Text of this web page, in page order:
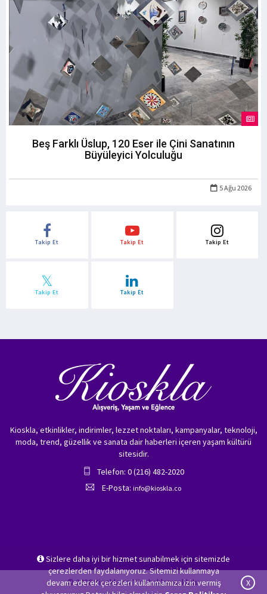
Beş Farklı Üslup, 120 Eser ile Çini Sanatının
Büyüleyici Yolculuğu
5 Ağu 2026
Takip Et Takip Et Takip Et
Takip Et Takip Et
Sizlere daha iyi bir hizmet sunabilmek için sitemizde
çerezlerden faydalanıyoruz. Sitemizi kullanmaya
devam ederek çerezleri kullanmamıza izin vermiş
X
Kioskla, etkinlikler, indirimler, lezzet noktaları, kampanyalar, teknoloji,
moda, trend, güzellik ve sanata dair haberleri içeren yaşam kültürü
sitesidir.
Telefon: 0 (216) 482-2020
E-Posta: info@kioskla.co
© 2026 Kioskla.co Tüm hakları saklıdır.